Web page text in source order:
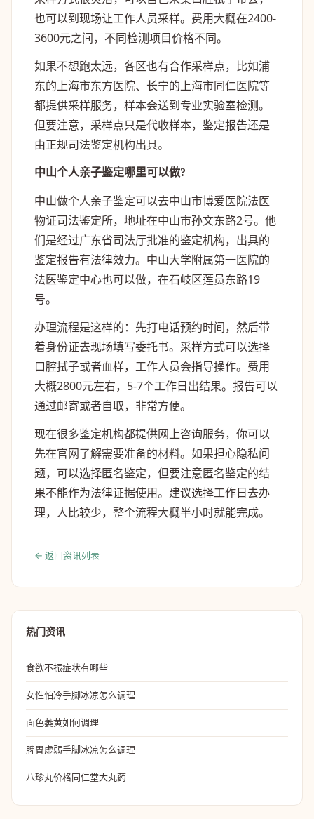
也可以到现场让工作人员采样。费用大概在2400-
3600元之间，不同检测项目价格不同。
如果不想跑太远，各区也有合作采样点，比如浦
东的上海市东方医院、长宁的上海市同仁医院等
都提供采样服务，样本会送到专业实验室检测。
但要注意，采样点只是代收样本，鉴定报告还是
由正规司法鉴定机构出具。
中山个人亲子鉴定哪里可以做?
中山做个人亲子鉴定可以去中山市博爱医院法医
物证司法鉴定所，地址在中山市孙文东路2号。他
们是经过广东省司法厅批准的鉴定机构，出具的
鉴定报告有法律效力。中山大学附属第一医院的
法医鉴定中心也可以做，在石岐区莲员东路19
号。
办理流程是这样的：先打电话预约时间，然后带
着身份证去现场填写委托书。采样方式可以选择
口腔拭子或者血样，工作人员会指导操作。费用
大概2800元左右，5-7个工作日出结果。报告可以
通过邮寄或者自取，非常方便。
现在很多鉴定机构都提供网上咨询服务，你可以
先在官网了解需要准备的材料。如果担心隐私问
题，可以选择匿名鉴定，但要注意匿名鉴定的结
果不能作为法律证据使用。建议选择工作日去办
理，人比较少，整个流程大概半小时就能完成。
← 返回资讯列表
热门资讯
食欲不振症状有哪些
女性怕冷手脚冰凉怎么调理
面色萎黄如何调理
脾胃虚弱手脚冰凉怎么调理
八珍丸价格同仁堂大丸药